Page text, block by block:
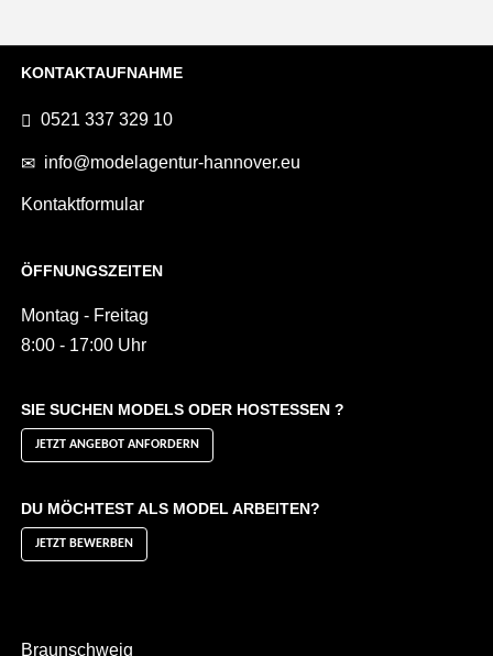
KONTAKTAUFNAHME
0521 337 329 10
info@modelagentur-hannover.eu
Kontaktformular
ÖFFNUNGSZEITEN
Montag - Freitag
8:00 - 17:00 Uhr
SIE SUCHEN MODELS ODER HOSTESSEN ?
JETZT ANGEBOT ANFORDERN
DU MÖCHTEST ALS MODEL ARBEITEN?
JETZT BEWERBEN
Braunschweig